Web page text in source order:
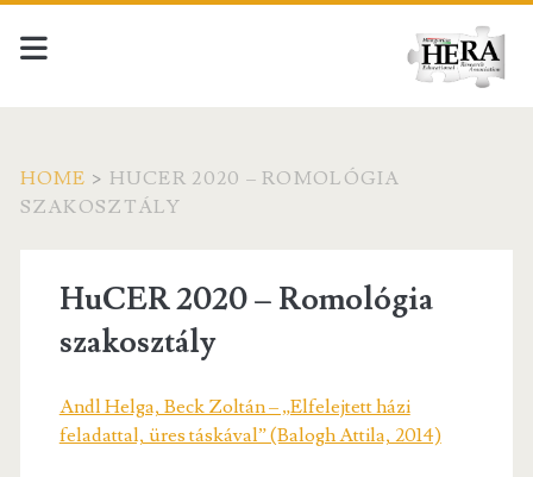
HOME > HUCER 2020 – ROMOLÓGIA
SZAKOSZTÁLY
HuCER 2020 – Romológia
szakosztály
Andl Helga, Beck Zoltán – „Elfelejtett házi
feladattal, üres táskával” (Balogh Attila, 2014)